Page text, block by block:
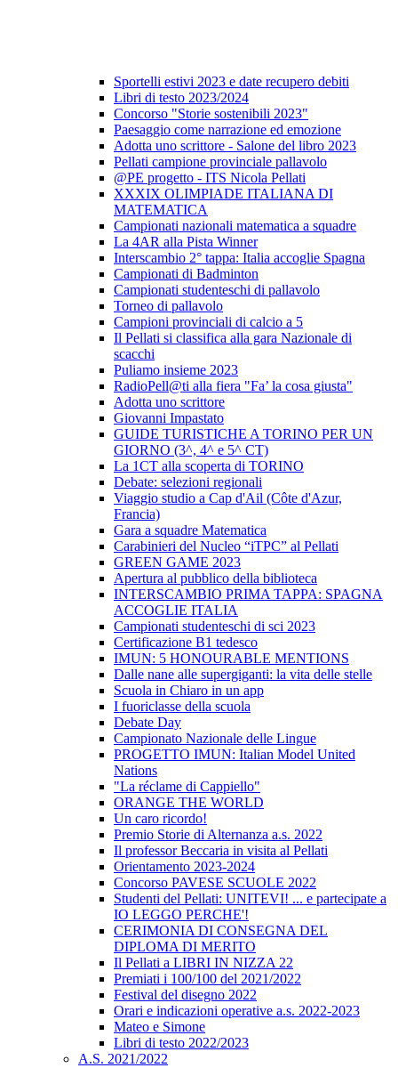
Sportelli estivi 2023 e date recupero debiti
Libri di testo 2023/2024
Concorso "Storie sostenibili 2023"
Paesaggio come narrazione ed emozione
Adotta uno scrittore - Salone del libro 2023
Pellati campione provinciale pallavolo
@PE progetto - ITS Nicola Pellati
XXXIX OLIMPIADE ITALIANA DI
MATEMATICA
Campionati nazionali matematica a squadre
La 4AR alla Pista Winner
Interscambio 2° tappa: Italia accoglie Spagna
Campionati di Badminton
Campionati studenteschi di pallavolo
Torneo di pallavolo
Campioni provinciali di calcio a 5
Il Pellati si classifica alla gara Nazionale di
scacchi
Puliamo insieme 2023
RadioPell@ti alla fiera "Fa’ la cosa giusta"
Adotta uno scrittore
Giovanni Impastato
GUIDE TURISTICHE A TORINO PER UN
GIORNO (3^, 4^ e 5^ CT)
La 1CT alla scoperta di TORINO
Debate: selezioni regionali
Viaggio studio a Cap d'Ail (Côte d'Azur,
Francia)
Gara a squadre Matematica
Carabinieri del Nucleo “iTPC” al Pellati
GREEN GAME 2023
Apertura al pubblico della biblioteca
INTERSCAMBIO PRIMA TAPPA: SPAGNA
ACCOGLIE ITALIA
Campionati studenteschi di sci 2023
Certificazione B1 tedesco
IMUN: 5 HONOURABLE MENTIONS
Dalle nane alle supergiganti: la vita delle stelle
Scuola in Chiaro in un app
I fuoriclasse della scuola
Debate Day
Campionato Nazionale delle Lingue
PROGETTO IMUN: Italian Model United
Nations
"La réclame di Cappiello"
ORANGE THE WORLD
Un caro ricordo!
Premio Storie di Alternanza a.s. 2022
Il professor Beccaria in visita al Pellati
Orientamento 2023-2024
Concorso PAVESE SCUOLE 2022
Studenti del Pellati: UNITEVI! ... e partecipate a
IO LEGGO PERCHE'!
CERIMONIA DI CONSEGNA DEL
DIPLOMA DI MERITO
Il Pellati a LIBRI IN NIZZA 22
Premiati i 100/100 del 2021/2022
Festival del disegno 2022
Orari e indicazioni operative a.s. 2022-2023
Mateo e Simone
Libri di testo 2022/2023
A.S. 2021/2022